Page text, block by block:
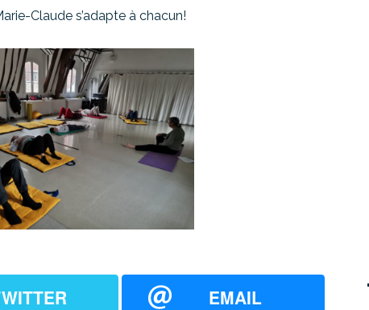
Claude s’adapte à chacun!
EMAIL